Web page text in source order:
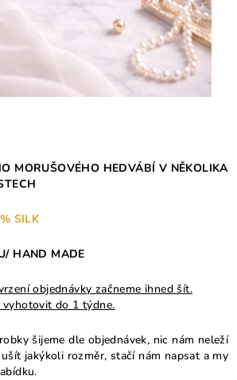
MORUŠOVÉHO HEDVÁBÍ V NĚKOLIKA
SILK
HAND MADE
objednávky začneme ihned šít.
do 1 týdne.
šijeme dle objednávek, nic nám neleží
jakýkoli rozměr, stačí nám napsat a my